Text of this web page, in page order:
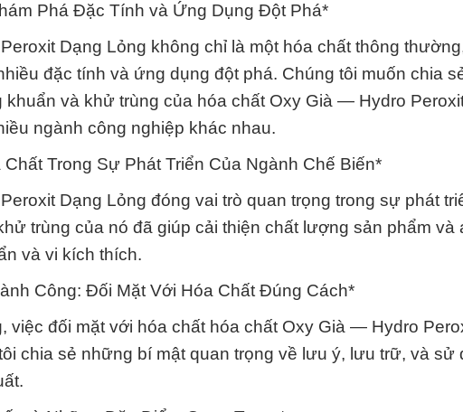
Phá Đặc Tính và Ứng Dụng Đột Phá*
Dạng Lỏng không chỉ là một hóa chất thông
đặc tính và ứng dụng đột phá. Chúng tôi muốn chia
khuẩn và khử trùng của hóa chất Oxy Già — Hydro
ngành công nghiệp khác nhau.
Trong Sự Phát Triển Của Ngành Chế Biến*
Dạng Lỏng đóng vai trò quan trọng trong sự phát
trùng của nó đã giúp cải thiện chất lượng sản phẩm và
và vi kích thích.
Công: Đối Mặt Với Hóa Chất Đúng Cách*
đối mặt với hóa chất hóa chất Oxy Già — Hydro
chia sẻ những bí mật quan trọng về lưu ý, lưu trữ, và sử